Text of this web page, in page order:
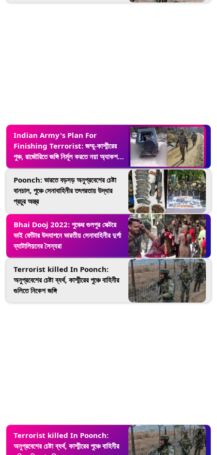
Indian Army's Plan For
Finishing Terrorist: জম্মু-কাশ্মীরের
পুঞ্চ, রাজৌরিতে জঙ্গি নির্মূল করতে নয়া অ্যাকশন
প্ল্যান ভারতীয় সেনার
Poonch: ভারতে বড়সড় অনুপ্রবেশের চেষ্টা
বানচাল, পুঞ্চে সেনাবাহিনীর তৎপরতায় উদ্ধার
প্রচুর অস্ত্র
Bhai Dooj 2022: পুঞ্চের গুলপুর সেক্টরে
ভাই ফোঁটার উদযাপনে ভারতীয় সেনাবাহিনীর দুর্গা
ব্যাটালিয়নের সৈন্যরা
Terrorist killed In Poonch:
অনুপ্রবেশের চেষ্টা ব্যর্থ, কাশ্মীরের পুঞ্চে বাহিনীর
গুলিতে নিকেশ জঙ্গি
Terrorist killed In Poonch:
অনুপ্রবেশের চেষ্টা ব্যর্থ, কাশ্মীরের পুঞ্চে বাহিনীর